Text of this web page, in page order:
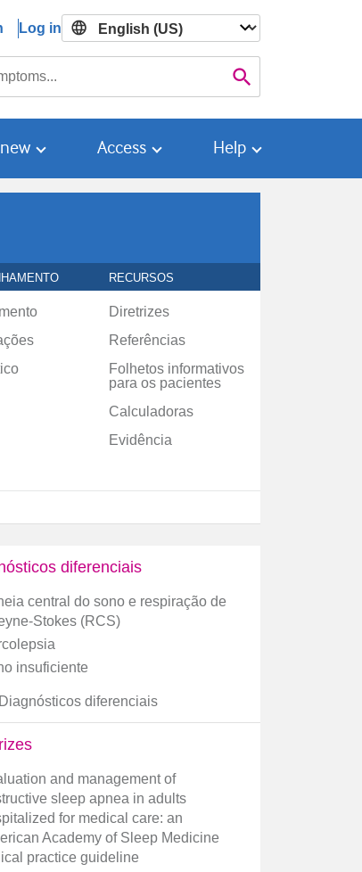
Log in

Access Help
RECURSOS
Diretrizes
Referências
Folhetos informativos
para os pacientes
Calculadoras
Evidência
diferenciais
central do sono e respiração de
Stokes (RCS)
insuficiente
diferenciais
and management of
sleep apnea in adults
for medical care: an
Academy of Sleep Medicine
practice guideline